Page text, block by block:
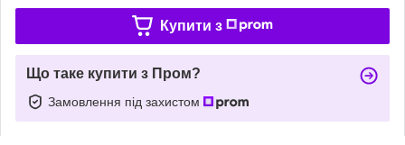
Купити з
Що таке купити з Пром?
Замовлення під захистом